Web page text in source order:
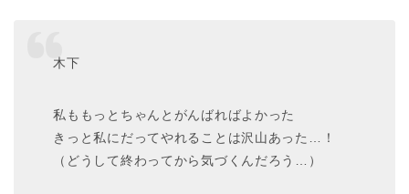
木下
私ももっとちゃんとがんばればよかった
きっと私にだってやれることは沢山あった…！
（どうして終わってから気づくんだろう…）